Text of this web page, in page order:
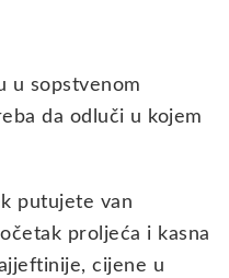
u sopstvenom
da odluči u kojem
putujete van
proljeća i kasna
cijene u